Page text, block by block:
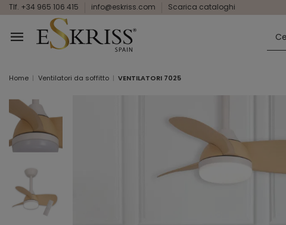
Tlf. +34 965 106 415 info@eskriss.com Scarica cataloghi
Home Ventilatori da soffitto VENTILATORI 7025